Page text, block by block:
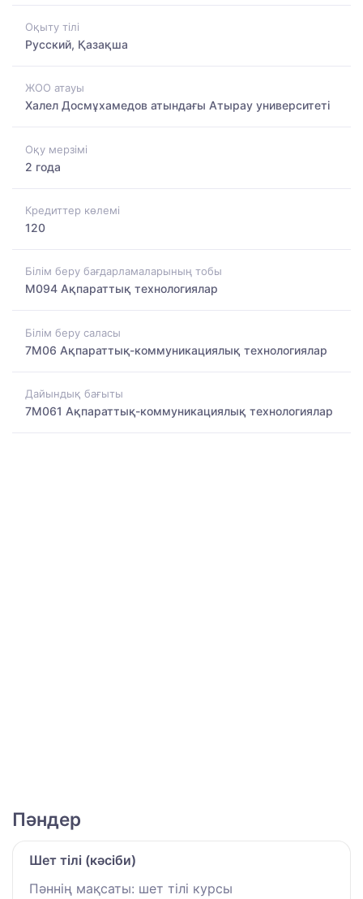
Оқыту тілі
Русский, Қазақша
ЖОО атауы
Халел Досмұхамедов атындағы Атырау университеті
Оқу мерзімі
2 года
Кредиттер көлемі
120
Білім беру бағдарламаларының тобы
M094 Ақпараттық технологиялар
Білім беру саласы
7M06 Ақпараттық-коммуникациялық технологиялар
Дайындық бағыты
7M061 Ақпараттық-коммуникациялық технологиялар
Пәндер
Шет тілі (кәсіби)
Пәннің мақсаты: шет тілі курсы